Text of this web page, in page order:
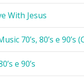
With Jesus
70’s, 80’s e 90’s
e 90’s